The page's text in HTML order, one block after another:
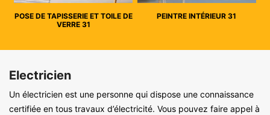
POSE DE TAPISSERIE ET TOILE DE
VERRE 31
PEINTRE INTÉRIEUR 31
Electricien
Un électricien est une personne qui dispose une connaissance
certifiée en tous travaux d’électricité. Vous pouvez faire appel à